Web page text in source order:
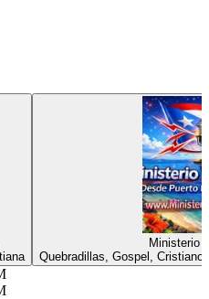
Ministerio
Quebradillas, Gospel,